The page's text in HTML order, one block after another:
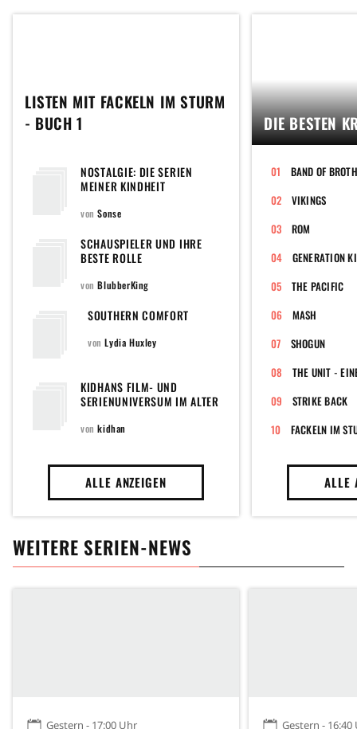
LISTEN MIT FACKELN IM STURM
- BUCH 1
NOSTALGIE: DIE SERIEN
MEINER KINDHEIT
vonSonse
SCHAUSPIELER UND IHRE
BESTE ROLLE
vonBlubberKing
SOUTHERN COMFORT
vonLydia Huxley
KIDHANS FILM- UND
SERIENUNIVERSUM IM ALTER
vonkidhan
ALLE ANZEIGEN
DIE BESTEN
VIKINGS
ROM
GENERATION
THE PACIFIC
MASH
SHOGUN
THE UNIT -
STRIKE BACK
FACKELN IM
ALLE
WEITERE SERIEN-NEWS
Gestern - 17:00 Uhr Gestern - 16:40